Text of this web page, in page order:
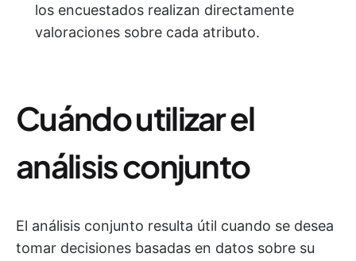
los encuestados realizan directamente
valoraciones sobre cada atributo.
Cuándo utilizar el
análisis conjunto
El análisis conjunto resulta útil cuando se desea
tomar decisiones basadas en datos sobre su